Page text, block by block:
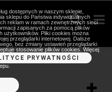
dostępnych w naszym sklepie,
sklepu do Państwa indywidualnych
reklam w ramach zewnętrznych sieci
zapisanych za pomocą plików
użytkowników. Pliki cookies można
przeglądarki internetowej. Dalsze
bez zmiany ustawień przeglądarki
stosowanie plików cookies. Więcej
PRYWATNOŚCI